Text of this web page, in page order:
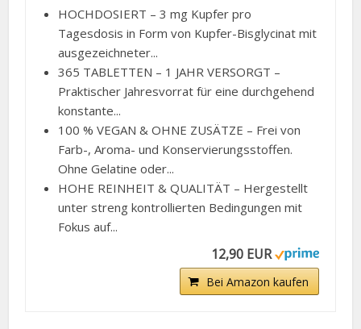
HOCHDOSIERT – 3 mg Kupfer pro
Tagesdosis in Form von Kupfer-Bisglycinat mit
ausgezeichneter...
365 TABLETTEN – 1 JAHR VERSORGT –
Praktischer Jahresvorrat für eine durchgehend
konstante...
100 % VEGAN & OHNE ZUSÄTZE – Frei von
Farb-, Aroma- und Konservierungsstoffen.
Ohne Gelatine oder...
HOHE REINHEIT & QUALITÄT – Hergestellt
unter streng kontrollierten Bedingungen mit
Fokus auf...
12,90 EUR
Bei Amazon kaufen